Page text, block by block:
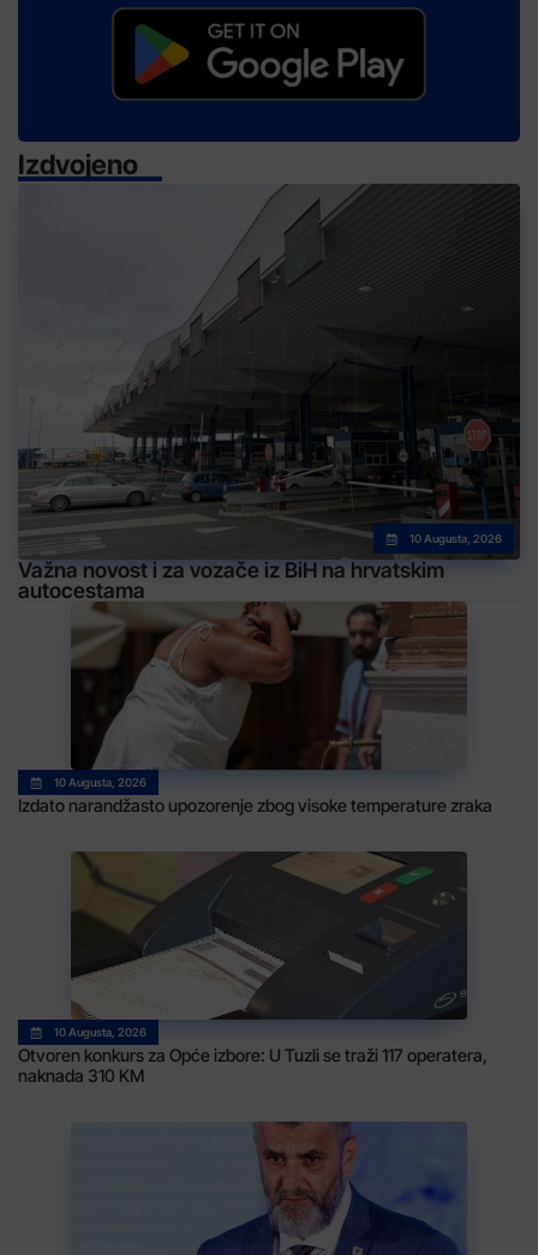
Izdvojeno
10 Augusta, 2026
Važna novost i za vozače iz BiH na hrvatskim
autocestama
10 Augusta, 2026
Izdato narandžasto upozorenje zbog visoke temperature zraka
10 Augusta, 2026
Otvoren konkurs za Opće izbore: U Tuzli se traži 117 operatera,
naknada 310 KM